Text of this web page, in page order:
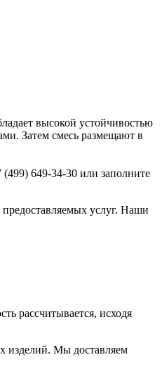
высокой устойчивостью
Затем смесь размещают в
649-34-30 или заполните
предоставляемых услуг. Наши
рассчитывается, исходя
изделий. Мы доставляем